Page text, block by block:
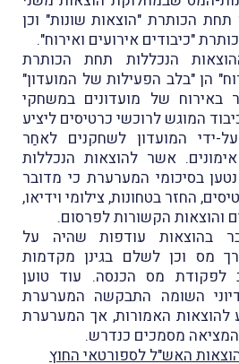
תחת הכותרת "הוצאות שונות" וכן
"כיבודים אירועים ואירוח".
הנכללות תחת הכותרת
הן "בלב הפעילות של המועדון"
באירוח של מועדונים במשחקי
המוגש לרוכשי כרטיסים ליציע
ידי המועדון לשחקנים לאחַר
אשר להוצאות הנכללות
בסיכומי המערערת כי מדובר
החזר בטחונות, צילומי וידיאו,
והוצאות הקשורות לפרסום.
בהוצאות עודפות שהיה על
מס וכן לשלם בגינן מקדמות
לסעיף 181ב לפקודת מס הכנסה. עוד טוען
השומה התבקשה המערערת
להוצאות האמורות, אך המערערת
מסמכים כנדרש.
האש"ל לספורטאי החוץ